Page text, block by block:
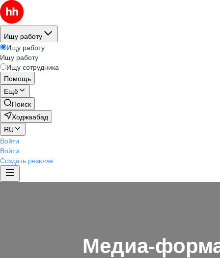
Ищу работу
Ищу работу
Ищу работу
Ищу сотрудника
Помощь
Ещё
Поиск
Ходжаабад
RU
Войти
Войти
Создать резюме
Медиа-